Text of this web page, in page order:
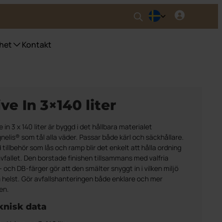
fyrfackskärl
källsortering inomhus
Kontakt
In 3×140 liter
in 3 x 140 liter är byggd i det hållbara materialet
som tål alla väder. Passar både kärl och säckhållare.
tillbehör som lås och ramp blir det enkelt att hålla ordning
Den borstade finishen tillsammans med valfria
och DB-färger gör att den smälter snyggt in i vilken miljö
helst. Gör avfallshanteringen både enklare och mer
data